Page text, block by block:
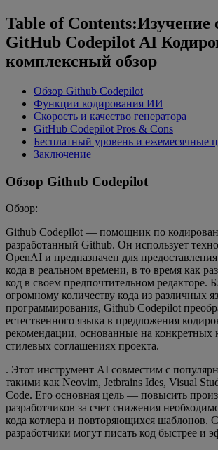
Table of Contents:Изучение
GitHub Codepilot AI
комплексный обзор
Обзор Github Codepilot
Функции кодирования ИИ
Скорость и качество генератора
GitHub Codepilot Pros & Cons
Бесплатный уровень и ежемесячные
Заключение
Обзор Github Codepilot
Обзор:
Github Codepilot — помощник по
разработанный Github. Он использует
OpenAI и предназначен для
кода в реальном времени, в то время как
код в своем предпочтительном редакторе.
огромному количеству кода из различных
программирования, Github Codepilot
естественного языка в предложения
рекомендации, основанные на конкретных
стилевых соглашениях проекта.
. Этот инструмент AI совместим с
такими как Neovim, Jetbrains Ides, Visual
Code. Его основная цель — повысить
разработчиков за счет снижения
кода котлера и повторяющихся шаблонов.
разработчики могут писать код быстрее и